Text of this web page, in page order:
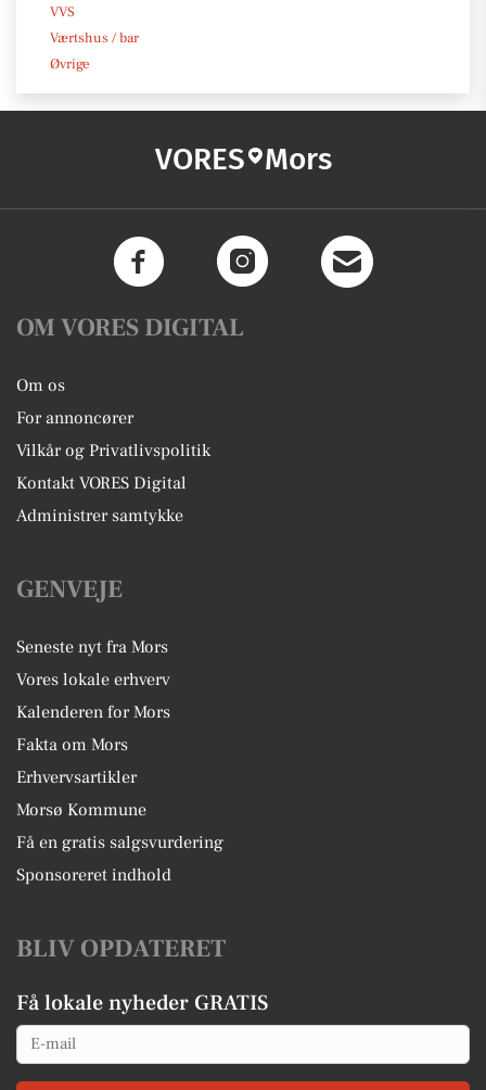
VVS
Værtshus / bar
Øvrige
VORES Mors
OM VORES DIGITAL
Om os
For annoncører
Vilkår og Privatlivspolitik
Kontakt VORES Digital
Administrer samtykke
GENVEJE
Seneste nyt fra Mors
Vores lokale erhverv
Kalenderen for Mors
Fakta om Mors
Erhvervsartikler
Morsø Kommune
Få en gratis salgsvurdering
Sponsoreret indhold
BLIV OPDATERET
Få lokale nyheder GRATIS
Email